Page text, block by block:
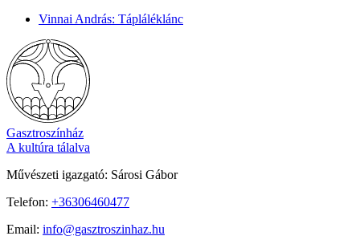
Vinnai András: Tápláléklánc
Gasztroszínház
A kultúra tálalva
Művészeti igazgató: Sárosi Gábor
Telefon: +36306460477
Email: info@gasztroszinhaz.hu